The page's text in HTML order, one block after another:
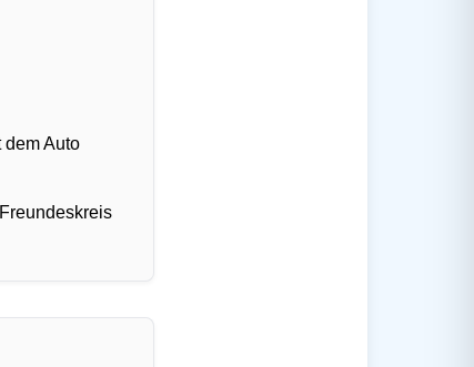
Auto